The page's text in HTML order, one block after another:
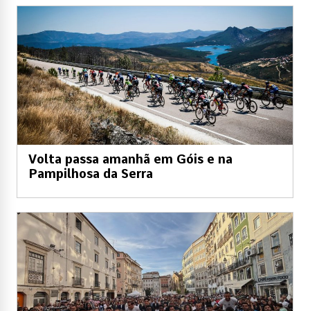
Volta passa amanhã em Góis e na
Pampilhosa da Serra